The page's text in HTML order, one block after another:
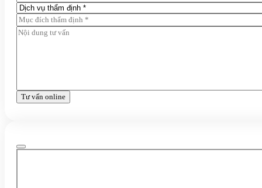
Tư vấn online